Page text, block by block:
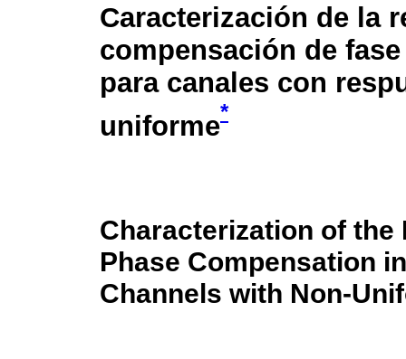
Caracterización de la
compensación de
para canales con
uniforme*
Characterization of the
Phase Compensation
Channels with Non-